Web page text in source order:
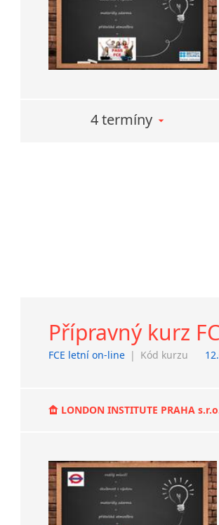
4 termíny
Přípravný kurz
FCE letní on-line | Kód kurzu
LONDON INSTITUTE PRAHA